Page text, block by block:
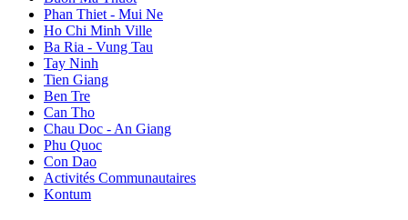
Phan Thiet - Mui Ne
Ho Chi Minh Ville
Ba Ria - Vung Tau
Tay Ninh
Tien Giang
Ben Tre
Can Tho
Chau Doc - An Giang
Phu Quoc
Con Dao
Activités Communautaires
Kontum